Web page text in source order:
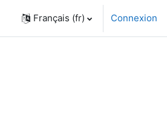
Français ‎(fr)‎ Connexion